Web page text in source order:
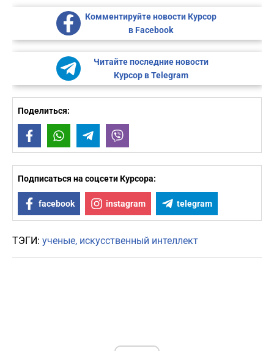
Комментируйте новости Курсор
в Facebook
Читайте последние новости
Курсор в Telegram
Поделиться:
FacebookWhatsAppTelegram
Подписаться на соцсети Курсора:
facebook instagram telegram
ТЭГИ: ученые искусственный интеллект